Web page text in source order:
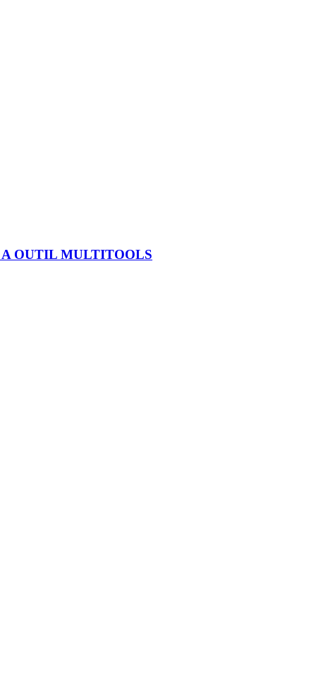
A OUTIL MULTITOOLS